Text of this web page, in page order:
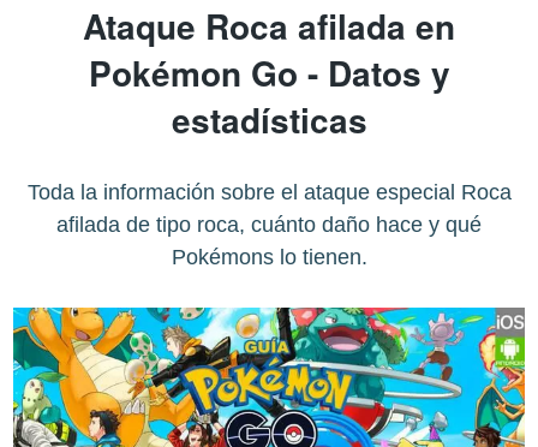
Ataque Roca afilada en
Pokémon Go - Datos y
estadísticas
Toda la información sobre el ataque especial Roca
afilada de tipo roca, cuánto daño hace y qué
Pokémons lo tienen.